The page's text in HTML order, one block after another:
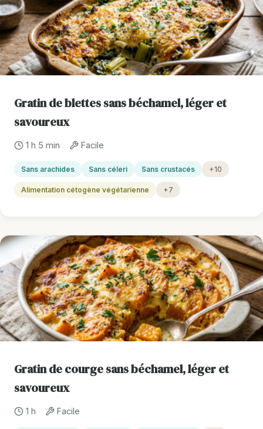
Gratin de blettes sans béchamel, léger et
savoureux
1 h 5 min Facile
Sans arachides Sans céleri Sans crustacés +10
Alimentation cétogène végétarienne +7
Gratin de courge sans béchamel, léger et
savoureux
1 h Facile